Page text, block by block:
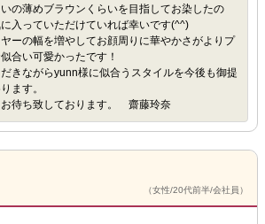
の薄めブラウンくらいを目指してお染したの
入っていただけていれば幸いです(^^)
ーの幅を増やしてお顔周りに華やかさがよりプ
合い可愛かったです！
きながらyunn様に似合うスタイルを今後も御提
ます。
お待ち致しております。 齋藤玲奈
（女性/20代前半/会社員）